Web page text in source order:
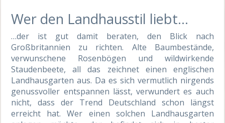
Wer den Landhausstil liebt…
…der ist gut damit beraten, den Blick nach
Großbritannien zu richten. Alte Baumbestände,
verwunschene Rosenbögen und wildwirkende
Staudenbeete, all das zeichnet einen englischen
Landhausgarten aus. Da es sich vermutlich nirgends
genussvoller entspannen lässt, verwundert es auch
nicht, dass der Trend Deutschland schon längst
erreicht hat. Wer einen solchen Landhausgarten